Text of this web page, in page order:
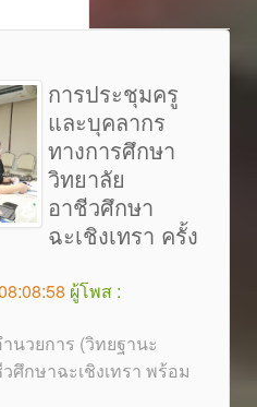
การประชุมครู
และบุคลากร
ทางการศึกษา
วิทยาลัย
อาชีวศึกษา
ฉะเชิงเทรา ครั้ง
ผู้โพส :
นวยการ (วิทยฐานะ
ศึกษาฉะเชิงเทรา พร้อม